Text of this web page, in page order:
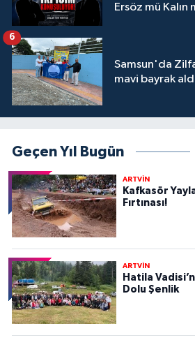
Ersöz mü Kalın
Samsun'da
mavi bayrak
6
Geçen Yıl Bugün
ARTVİN
Kafkasör
Fırtınası!
ARTVİN
Hatila
Dolu Şenlik